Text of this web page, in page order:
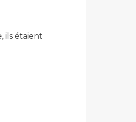
ils étaient